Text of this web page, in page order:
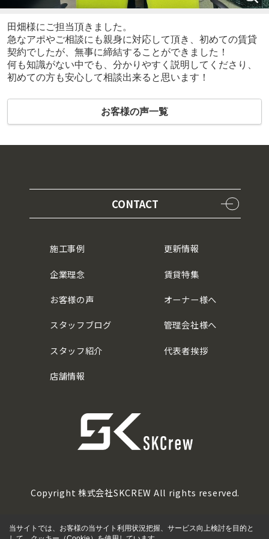
田畑様にご担当頂きました。
急なアポやご相談にも親身に対応して頂き、初めての賃貸
契約でしたが、無事に締結することができました！
何も知識がない中でも、分かりやすく説明してくださり、
初めての方も安心して相談出来ると思います！
お客様の声一覧
CONTACT
施工事例
企業理念
お客様の声
スタッフブログ
スタッフ紹介
店舗情報
更新情報
賃貸特集
オーナー様へ
管理会社様へ
代表者挨拶
Copyright 株式会社SKCREW All rights reserved.
当サイトでは、お客様の当サイト利用状況把握、サービス向上検討を目的と